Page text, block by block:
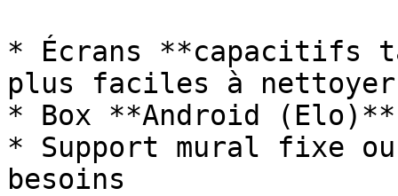
* Écrans **capacitifs
plus faciles à
* Box **Android (Elo)**
* Support mural fixe
besoins